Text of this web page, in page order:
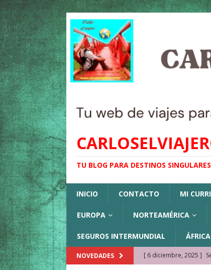
TU BLOG PARA DESTINOS SINGULARES
INICIO CONTACTO MI
EUROPA NORTEAMÉRICA
SEGUROS INTERMUNDIAL ÁFRICA
NOVEDADES [ 6 diciembre, 2025 ]